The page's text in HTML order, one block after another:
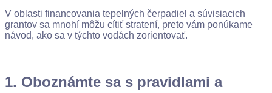
V oblasti financovania tepelných čerpadiel a súvisiacich
grantov sa mnohí môžu cítiť stratení, preto vám ponúkame
návod, ako sa v týchto vodách zorientovať.
1. Oboznámte sa s pravidlami a